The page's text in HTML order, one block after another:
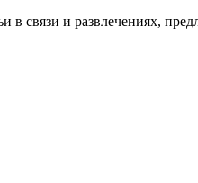
в связи и развлечениях,